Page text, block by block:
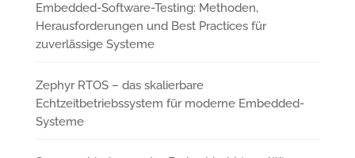
Embedded-Software-Testing: Methoden,
Herausforderungen und Best Practices für
zuverlässige Systeme
Zephyr RTOS – das skalierbare
Echtzeitbetriebssystem für moderne Embedded-
Systeme